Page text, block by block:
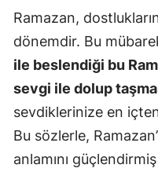
Ramazan,
dönemdir. Bu
ile beslendiği bu
sevgi ile dolup
sevdiklerinize en
Bu sözlerle,
anlamını